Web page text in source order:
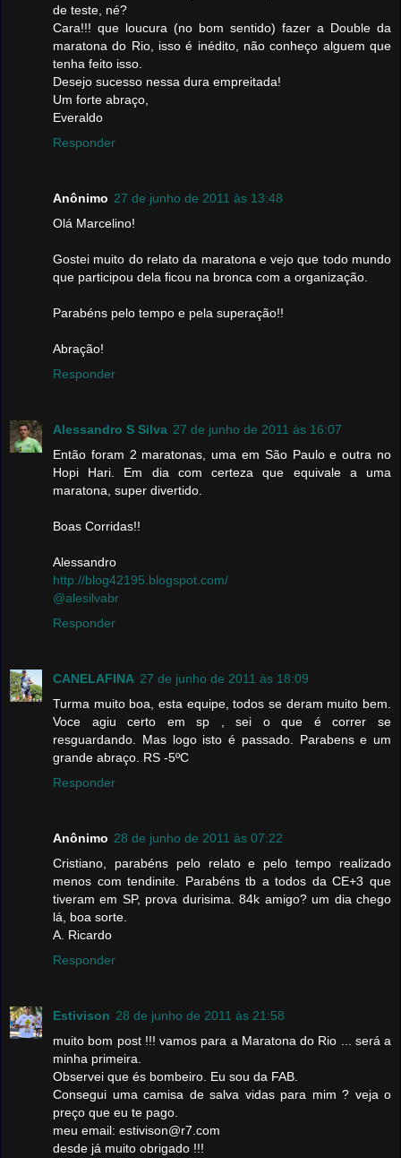
de teste, né?
Cara!!! que loucura (no bom sentido) fazer a Double da
maratona do Rio, isso é inédito, não conheço alguem que
tenha feito isso.
Desejo sucesso nessa dura empreitada!
Um forte abraço,
Everaldo
Responder
Anônimo 27 de junho de 2011 às 13:48
Olá Marcelino!
Gostei muito do relato da maratona e vejo que todo mundo
que participou dela ficou na bronca com a organização.
Parabéns pelo tempo e pela superação!!
Abração!
Responder
Alessandro S Silva 27 de junho de 2011 às 16:07
Então foram 2 maratonas, uma em São Paulo e outra no
Hopi Hari. Em dia com certeza que equivale a uma
maratona, super divertido.
Boas Corridas!!
Alessandro
http://blog42195.blogspot.com/
@alesilvabr
Responder
CANELAFINA 27 de junho de 2011 às 18:09
Turma muito boa, esta equipe, todos se deram muito bem.
Voce agiu certo em sp , sei o que é correr se
resguardando. Mas logo isto é passado. Parabens e um
grande abraço. RS -5ºC
Responder
Anônimo 28 de junho de 2011 às 07:22
Cristiano, parabéns pelo relato e pelo tempo realizado
menos com tendinite. Parabéns tb a todos da CE+3 que
tiveram em SP, prova durisima. 84k amigo? um dia chego
lá, boa sorte.
A. Ricardo
Responder
Estivison 28 de junho de 2011 às 21:58
muito bom post !!! vamos para a Maratona do Rio ... será a
minha primeira.
Observei que és bombeiro. Eu sou da FAB.
Consegui uma camisa de salva vidas para mim ? veja o
preço que eu te pago.
meu email: estivison@r7.com
desde já muito obrigado !!!